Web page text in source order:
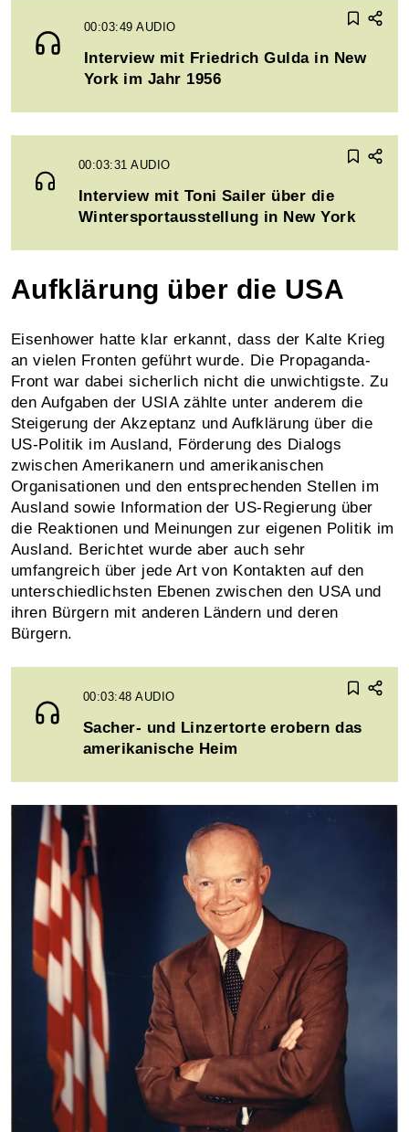
00:03:49AUDIO
Interview mit Friedrich Gulda in New
York im Jahr 1956
00:03:31AUDIO
Interview mit Toni Sailer über die
Wintersportausstellung in New York
Aufklärung über die USA
Eisenhower hatte klar erkannt, dass der Kalte Krieg
an vielen Fronten geführt wurde. Die Propaganda-
Front war dabei sicherlich nicht die unwichtigste. Zu
den Aufgaben der USIA zählte unter anderem die
Steigerung der Akzeptanz und Aufklärung über die
US-Politik im Ausland, Förderung des Dialogs
zwischen Amerikanern und amerikanischen
Organisationen und den entsprechenden Stellen im
Ausland sowie Information der US-Regierung über
die Reaktionen und Meinungen zur eigenen Politik im
Ausland. Berichtet wurde aber auch sehr
umfangreich über jede Art von Kontakten auf den
unterschiedlichsten Ebenen zwischen den USA und
ihren Bürgern mit anderen Ländern und deren
Bürgern.
00:03:48AUDIO
Sacher- und Linzertorte erobern das
amerikanische Heim